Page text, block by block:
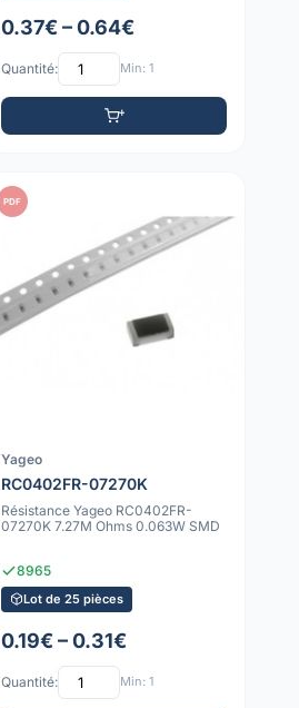
0.37€ – 0.64€
Quantité: Min: 1
PDF
Yageo
RC0402FR-07270K
Résistance Yageo RC0402FR-
07270K 7.27M Ohms 0.063W SMD
8965
Lot de 25 pièces
0.19€ – 0.31€
Quantité: Min: 1